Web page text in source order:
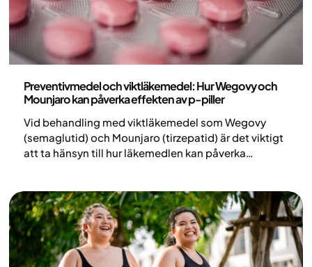
Preventivmedel och viktläkemedel: Hur Wegovy och
Mounjaro kan påverka effekten av p-piller
Vid behandling med viktläkemedel som Wegovy
(semaglutid) och Mounjaro (tirzepatid) är det viktigt
att ta hänsyn till hur läkemedlen kan påverka
och tirzepatid (Mounjaro) kan bidra till förbättrad
fertilitet hos kvinnor med obesitas, delvis som en
följd av viktnedgång och förbättrad hormonell och
metabol funktion. Samtidigt kan de påverka
upptaget och effekten av orala preventivmedel.